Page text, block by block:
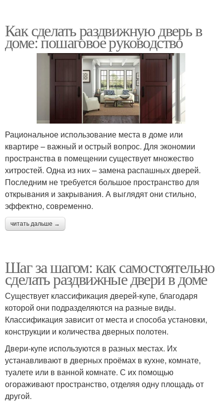
Как сделать раздвижную дверь в
доме: пошаговое руководство
Рациональное использование места в доме или
квартире – важный и острый вопрос. Для экономии
пространства в помещении существует множество
хитростей. Одна из них – замена распашных дверей.
Последним не требуется большое пространство для
открывания и закрывания. А выглядят они стильно,
эффектно, современно.
читать дальше →
Шаг за шагом: как самостоятельно
сделать раздвижные двери в доме
Существует классификация дверей-купе, благодаря
которой они подразделяются на разные виды.
Классификация зависит от места и способа установки,
конструкции и количества дверных полотен.
Двери-купе используются в разных местах. Их
устанавливают в дверных проёмах в кухне, комнате,
туалете или в ванной комнате. С их помощью
огораживают пространство, отделяя одну площадь от
другой.